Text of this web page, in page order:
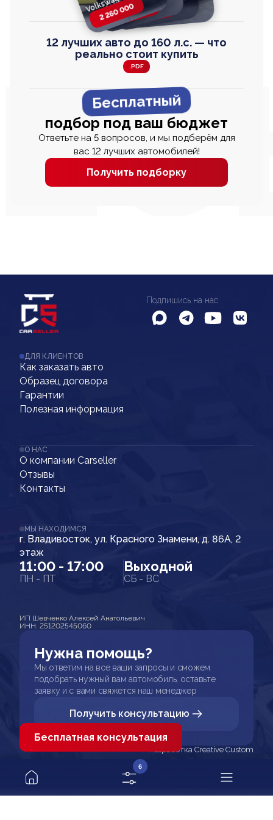
2 260 000
2 820 000
2 820 000
2 670 000
12 лучших авто до 160 л.с. — что
реально стоит купить
.PDF
Бесплатный
подбор под ваш бюджет
Ответьте на 5 вопросов, и мы подберём для
вас 12 лучших автомобилей!
Получить подборку
Подпишись на нас
ДЛЯ КЛИЕНТОВ
Как заказать авто
Образец договора
Гарантии
Полезная информация
О НАС
О компании Carseller
Отзывы
Контакты
МЫ НАХОДИМСЯ
г. Владивосток, ул. Красного Знамени, д. 86А, 2
этаж
11:00 - 17:00
ПН - ПТ
Выходной
СБ - ВС
ИП Шевченко Алексей Анатольевич
ИНН: 251202545060
Нужна помощь?
Мы ответим на все ваши запросы и сможем
подобрать нужный вам автомобиль, оставьте
заявку и с вами свяжется наш менеджер
Получить консультацию
Разработка Creative Custom
6
Бесплатная консультация